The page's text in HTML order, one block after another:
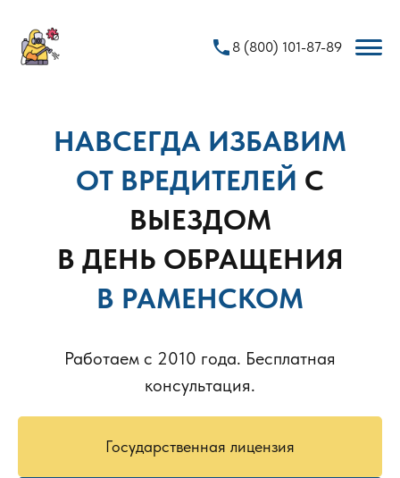
phone 8 (800) 101-87-89
НАВСЕГДА ИЗБАВИМ
ОТ ВРЕДИТЕЛЕЙ С
ВЫЕЗДОМ
В ДЕНЬ ОБРАЩЕНИЯ
В РАМЕНСКОМ
Работаем с 2010 года. Бесплатная
консультация.
Государственная лицензия